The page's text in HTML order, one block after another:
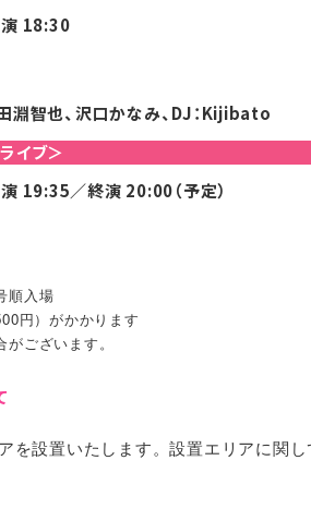
18:30
淵智也、沢口かなみ、DJ：Kijibato
イブ＞
19:35／終演 20:00（予定）
順入場
円）がかかります
ございます。
を設置いたします。設置エリアに関し